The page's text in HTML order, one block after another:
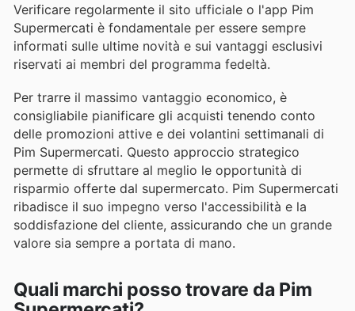
Verificare regolarmente il sito ufficiale o l'app Pim
Supermercati è fondamentale per essere sempre
informati sulle ultime novità e sui vantaggi esclusivi
riservati ai membri del programma fedeltà.
Per trarre il massimo vantaggio economico, è
consigliabile pianificare gli acquisti tenendo conto
delle promozioni attive e dei volantini settimanali di
Pim Supermercati. Questo approccio strategico
permette di sfruttare al meglio le opportunità di
risparmio offerte dal supermercato. Pim Supermercati
ribadisce il suo impegno verso l'accessibilità e la
soddisfazione del cliente, assicurando che un grande
valore sia sempre a portata di mano.
Quali marchi posso trovare da Pim